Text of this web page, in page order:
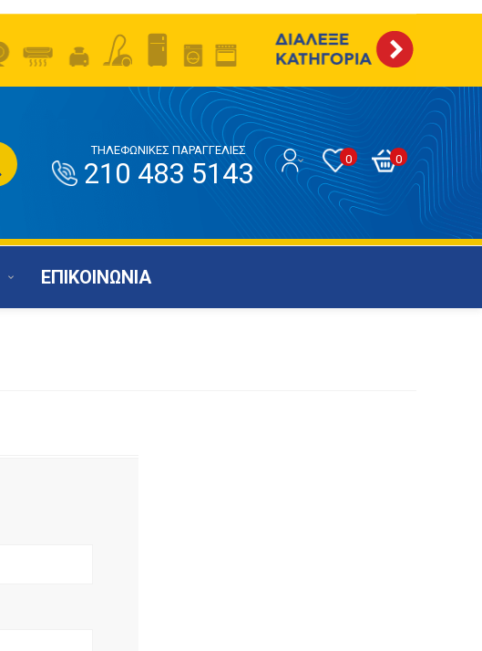
0
0
ΤΗΛΕΦΩΝΙΚΕΣ ΠΑΡΑΓΓΕΛΙΕΣ
210 483 5143
ΕΠΙΚΟΙΝΩΝΙΑ